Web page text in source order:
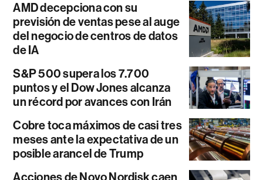
AMD decepciona con su
previsión de ventas pese al auge
del negocio de centros de datos
de IA
S&P 500 supera los 7.700
puntos y el Dow Jones alcanza
un récord por avances con Irán
Cobre toca máximos de casi tres
meses ante la expectativa de un
posible arancel de Trump
Acciones de Novo Nordisk caen